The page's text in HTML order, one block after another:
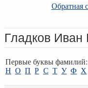
Обратная
Гладков Иван
Первые буквы фамилий:
Н О П Р С Т У Ф Х